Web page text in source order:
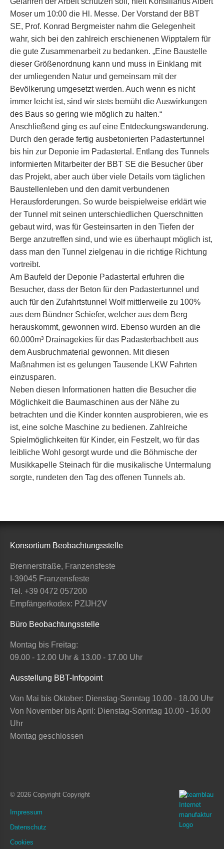
Moser um 10:00 die Hl. Messe. Der Vorstand der BBT
SE, Prof. Konrad Bergmeister nahm die Gelegenheit
wahr, sich bei den zahlreich erschienenen Wipptalern für
die gute Zusammenarbeit zu bedanken. „Eine Baustelle
dieser Größenordnung kann und muss in Einklang mit
der umliegenden Natur und gemeinsam mit der
Bevölkerung umgesetzt werden. Auch wenn es nicht
immer leicht ist, sind wir stets bemüht die Auswirkungen
des Baus so gering wie möglich zu halten.“
Anschließend ging es auf eine Entdeckungswanderung.
Durch den gerade fertig ausbetonierten Padastertunnel
bis hin zur Deponie im Padastertal. Entlang des Tunnels
informierten Mitarbeiter der BBT SE die Besucher über
das Projekt, aber auch über viele Details vom täglichen
Baustellenleben und den damit verbundenen
Herausforderungen. So wurde beispielweise erklärt wie
der Tunnel mit seinen unterschiedlichen Querschnitten
gebaut wird, was für Gesteinsarten in den Tiefen der
Berge anzutreffen sind, und wie es überhaupt möglich ist,
dass man den Tunnel zielgenau in die richtige Richtung
vortreibt.
Am Baufeld der Deponie Padastertal erfuhren die
Besucher, dass der Beton für den Padastertunnel und
auch für den Zufahrtstunnel Wolf mittlerweile zu 100%
aus dem Bündner Schiefer, welcher aus dem Berg
herauskommt, gewonnen wird. Ebenso wurden an die
60.000m³ Drainagekies für das Padasterbachbett aus
dem Ausbruchmaterial gewonnen. Mit diesen
Maßnahmen ist es gelungen Tausende LKW Fahrten
einzusparen.
Neben diesen Informationen hatten die Besucher die
Möglichkeit die Baumaschinen aus der Nähe zu
betrachten und die Kinder konnten ausprobieren, wie es
ist, eine solche Maschine zu bedienen. Zahlreiche
Spielmöglichkeiten für Kinder, ein Festzelt, wo für das
leibliche Wohl gesorgt wurde und die Böhmische der
Musikkapelle Steinach für die musikalische Untermalung
sorgte, rundeten den Tag des offenen Tunnels ab.
Konsortium Beobachtungsstelle
Brennerstraße, Franzensfeste
I-39045 Franzensfeste
Tel. +39 0472 057200
Empfängerkodex: PZIJH2V
Büro Beobachtungsstelle
Montag bis Freitag:
09.00 - 12.00 Uhr & 13.00 - 17.00 Uhr
Ausstellung BBT-Infopoint
Von Mai bis Oktober: Dienstag-Sonntag 10.00 - 18.00 Uhr
Von November bis April: Dienstag-Sonntag 10.00 - 16.00
Uhr
Montag geschlossen
© 2026 Copyright Copyright
Impressum
Datenschutz
Cookies